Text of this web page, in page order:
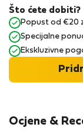
Ocjene &
Što ćete dobiti?
Popust od €20
Specijalne
Ekskluzivne